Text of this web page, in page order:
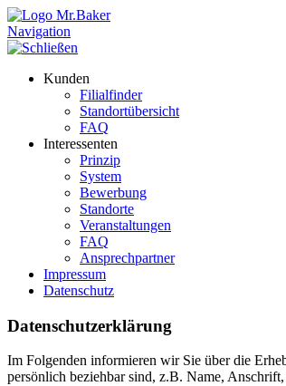
Navigation
Kunden
Filialfinder
Standortübersicht
FAQ
Interessenten
Prinzip
System
Bewerbung
Standorte
Veranstaltungen
FAQ
Ansprechpartner
Impressum
Datenschutz
Datenschutzerklärung
Im Folgenden informieren wir Sie über die
persönlich beziehbar sind, z.B. Name,